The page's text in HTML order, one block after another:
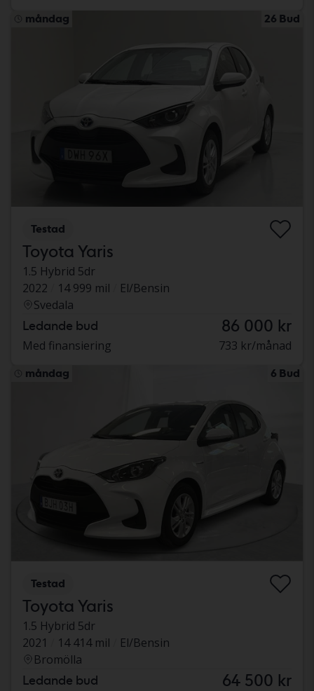
måndag 26 Bud
Testad
Toyota Yaris
1.5 Hybrid 5dr
2022
14 999 mil
El/Bensin
Svedala
Ledande bud 86 000 kr
Med finansiering 733 kr/månad
måndag 6 Bud
Testad
Toyota Yaris
1.5 Hybrid 5dr
2021
14 414 mil
El/Bensin
Bromölla
Ledande bud 64 500 kr